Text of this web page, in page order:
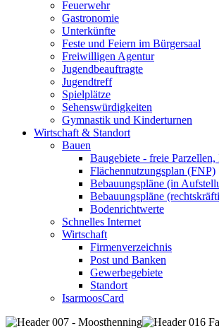
Feuerwehr
Gastronomie
Unterkünfte
Feste und Feiern im Bürgersaal
Freiwilligen Agentur
Jugendbeauftragte
Jugendtreff
Spielplätze
Sehenswürdigkeiten
Gymnastik und Kinderturnen
Wirtschaft & Standort
Bauen
Baugebiete - freie Parzellen,
Flächennutzungsplan (FNP)
Bebauungspläne (in
Bebauungspläne
Bodenrichtwerte
Schnelles Internet
Wirtschaft
Firmenverzeichnis
Post und Banken
Gewerbegebiete
Standort
IsarmoosCard